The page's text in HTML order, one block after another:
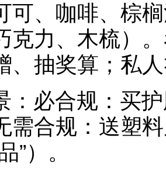
、咖啡、棕榈
克力、木梳）
、抽奖算；私
：必合规：买
需合规：送塑
”）。